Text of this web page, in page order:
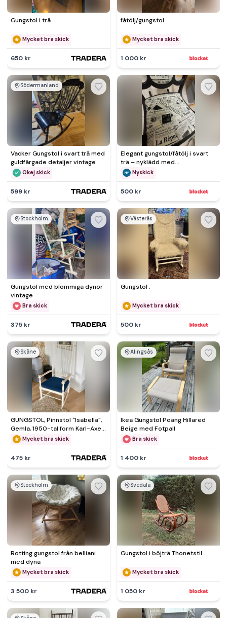
Gungstol i trä
Mycket bra skick
650 kr
fåtölj/gungstol
Mycket bra skick
1 000 kr
Södermanland
Vacker Gungstol i svart trä med
guldfärgade detaljer vintage
Okej skick
599 kr
Elegant gungstol/fåtölj i svart
trä – nyklädd med
tidningsmönstrat tyg
Nyskick
500 kr
Stockholm
Gungstol med blommiga dynor
vintage
Bra skick
375 kr
Västerås
Gungstol ,
Mycket bra skick
500 kr
Skåne
GUNGSTOL, Pinnstol "Isabella",
Gemla, 1950-tal form Karl-Axel
Adolfsson
Mycket bra skick
475 kr
Alingsås
Ikea Gungstol Poäng Hillared
Beige med Fotpall
Bra skick
1 400 kr
Stockholm
Rotting gungstol från belliani
med dyna
Mycket bra skick
3 500 kr
Svedala
Gungstol i böjträ Thonetstil
Mycket bra skick
1 050 kr